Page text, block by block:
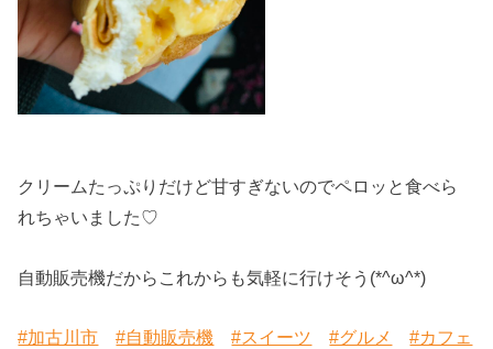
クリームたっぷりだけど甘すぎないのでペロッと食べら
れちゃいました♡
自動販売機だからこれからも気軽に行けそう(*^ω^*)
#加古川市 #自動販売機 #スイーツ #グルメ
#カフェ